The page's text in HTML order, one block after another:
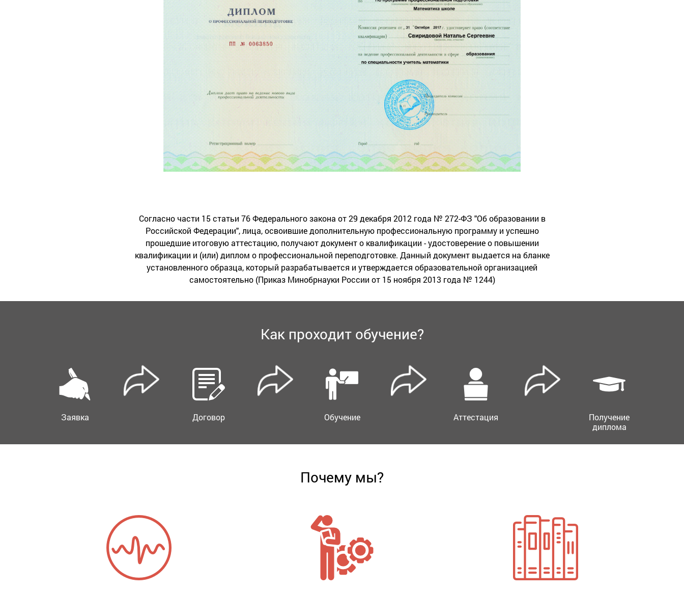
Согласно части 15 статьи 76 Федерального закона от 29 декабря 2012 года № 272-ФЗ "Об образовании в
Российской Федерации", лица, освоившие дополнительную профессиональную программу и успешно
прошедшие итоговую аттестацию, получают документ о квалификации - удостоверение о повышении
квалификации и (или) диплом о профессиональной переподготовке. Данный документ выдается на бланке
установленного образца, который разрабатывается и утверждается образовательной организацией
самостоятельно (Приказ Минобрнауки России от 15 ноября 2013 года № 1244)
Как проходит обучение?
Заявка Договор Обучение Аттестация
Получение
диплома
Почему мы?